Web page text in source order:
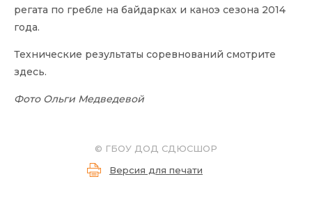
регата по гребле на байдарках и каноэ сезона 2014
года.
Технические результаты соревнований смотрите
здесь.
Фото Ольги Медведевой
© ГБОУ ДОД СДЮСШОР
Версия для печати